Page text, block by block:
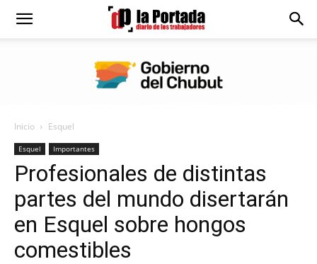
Diario
Portada
Inicio Esquel
Esquel Importantes
Profesionales de distintas
partes del mundo disertarán
en Esquel sobre hongos
comestibles